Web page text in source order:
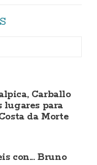
Carballo
lugares para
da Morte
con... Bruno